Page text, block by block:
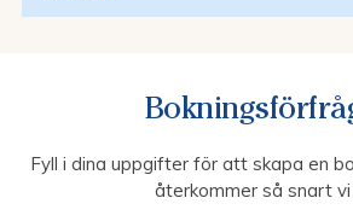
Fyll i dina uppgifter för att skapa en
återkommer så snart vi